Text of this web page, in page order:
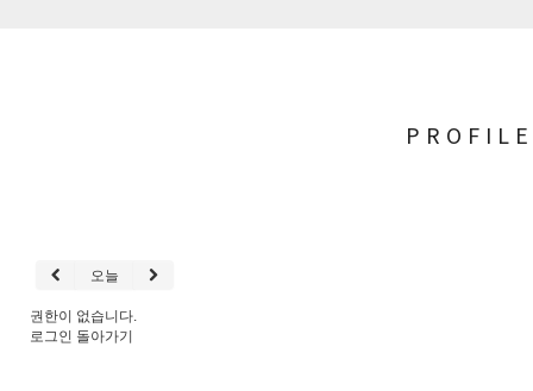
PROFILE
오늘
권한이 없습니다.
로그인 돌아가기